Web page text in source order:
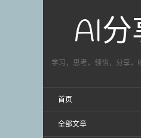
AI分
学习，思考，领悟，分享，
首页
全部文章